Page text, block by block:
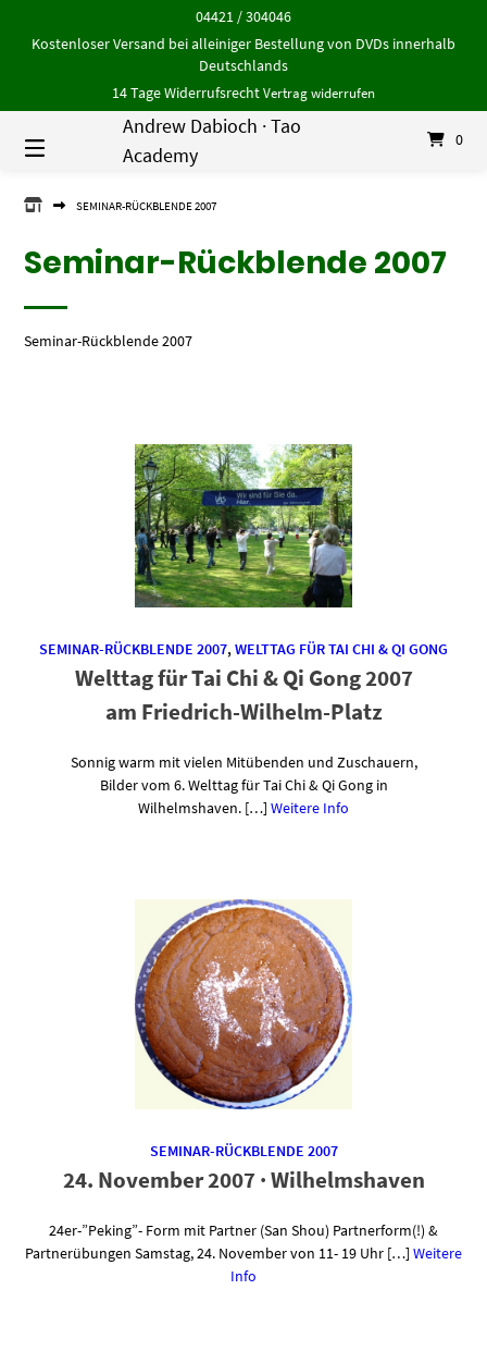
Inhalt
04421 / 304046
Kostenloser Versand bei alleiniger Bestellung von DVDs innerhalb
Deutschlands
14 Tage WiderrufsrechtVertrag widerrufen
Andrew Dabioch · Tao
Academy
0
ANDREW
TAO
ACADEMY
SEMINAR-RÜCKBLENDE 2007
Seminar-Rückblende 2007
Seminar-Rückblende 2007
SEMINAR-RÜCKBLENDE 2007,WELTTAG FÜR TAI CHI & QI GONG
Welttag für Tai Chi & Qi Gong 2007
am Friedrich-Wilhelm-Platz
Sonnig warm mit vielen Mitübenden und Zuschauern,
Bilder vom 6. Welttag für Tai Chi & Qi Gong in
Wilhelmshaven. […] Weitere Info
SEMINAR-RÜCKBLENDE 2007
24. November 2007 · Wilhelmshaven
24er-”Peking”- Form mit Partner (San Shou) Partnerform(!) &
Partnerübungen Samstag, 24. November von 11- 19 Uhr […] Weitere
Info